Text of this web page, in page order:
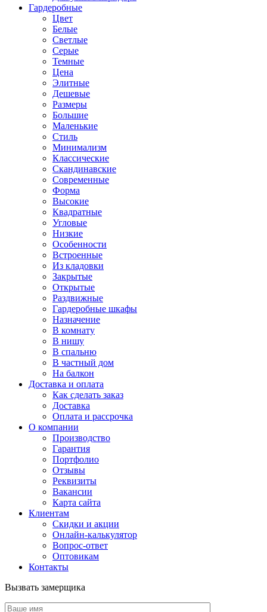
Гардеробные
Цвет
Белые
Светлые
Серые
Темные
Цена
Элитные
Дешевые
Размеры
Большие
Маленькие
Стиль
Минимализм
Классические
Скандинавские
Современные
Форма
Высокие
Квадратные
Угловые
Низкие
Особенности
Встроенные
Из кладовки
Закрытые
Открытые
Раздвижные
Гардеробные шкафы
Назначение
В комнату
В нишу
В спальню
В частный дом
На балкон
Доставка и оплата
Как сделать заказ
Доставка
Оплата и рассрочка
О компании
Производство
Гарантия
Портфолио
Отзывы
Реквизиты
Вакансии
Карта сайта
Клиентам
Скидки и акции
Онлайн-калькулятор
Вопрос-ответ
Оптовикам
Контакты
Вызвать замерщика